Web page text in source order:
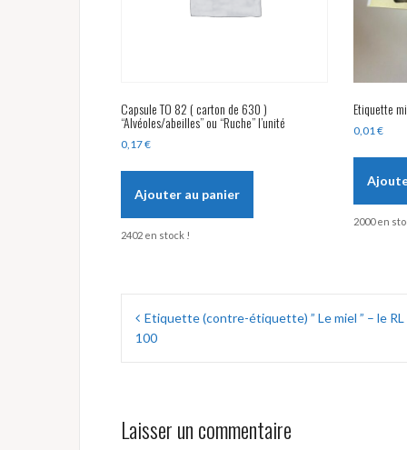
Capsule TO 82 ( carton de 630 )
“Alvéoles/abeilles” ou “Ruche” l’unité
0,17€
Ajouter au panier
2402 en stock !
Etiquette
0,01 €
2000 en
Navigation
deEtiquette (contre-étiquette) ” Le miel ” – le RL
100
Laisser un commentaire